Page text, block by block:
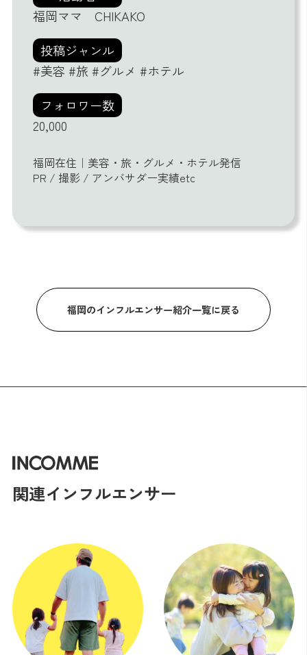
福岡ママ CHIKAKO
投稿ジャンル
#美容 #旅 #グルメ #ホテル
フォロワー数
20,000
福岡在住｜美容・旅・グルメ・ホテル発信
PR / 撮影 / アンバサダー実績etc
福岡のインフルエンサー紹介一覧に戻る
関連インフルエンサー